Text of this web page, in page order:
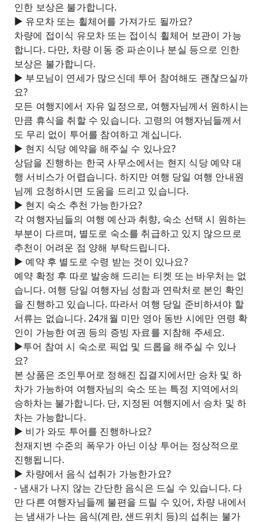
인한 보상은 불가합니다.
► 유모차 또는 휠체어를 가져가도 될까요?
차량에 접이식 유모차 또는 접이식 휠체어 보관이 가능
합니다. 다만, 차량 이동 중 파손이나 분실 등으로 인한
보상은 불가합니다.
► 부모님이 연세가 많으신데 투어 참여해도 괜찮으실까
요?
모든 여행지에서 자유 일정으로, 여행자님께서 원하시는
만큼 휴식을 취할 수 있습니다. 고령의 여행자님들께서
도 무리 없이 투어를 참여하고 계십니다.
► 현지 식당 예약을 해주실 수 있나요?
상담을 진행하는 한국 사무소에서는 현지 식당 예약 대
행 서비스가 어렵습니다. 하지만 여행 당일 여행 안내원
님께 요청하시면 도움을 드리고 있습니다.
► 현지 숙소 추천 가능한가요?
각 여행자님들의 여행 예산과 취향, 숙소 선택 시 원하는
부분이 다르며, 별도로 숙소를 취급하고 있지 않으므로
추천이 어려운 점 양해 부탁드립니다.
► 예약 후 별도로 수령 받는 것이 있나요?
예약 확정 후 따로 발송해 드리는 티켓 또는 바우처는 없
습니다. 여행 당일 여행자님 성함과 연락처로 본인 확인
을 진행하고 있습니다. 따라서 여행 당일 준비하셔야 할
서류는 없습니다. 24개월 미만 영아 동반 시에만 연령 확
인이 가능한 여권 등의 증빙 자료를 지참해 주세요.
►투어 참여 시 숙소로 픽업 및 드롭을 해주실 수 있나
요?
본 상품은 조인투어로 정해진 집결지에서만 승차 및 하
차가 가능하여 여행자님의 숙소 또는 특정 지역에서의
승하차는 불가합니다. 단, 지정된 여행지에서 승차 및 하
차는 가능합니다.
► 비가 와도 투어를 진행하나요?
천재지변 수준의 폭우가 아닌 이상 투어는 정상적으로
진행됩니다.
► 차량에서 음식 섭취가 가능한가요?
- 냄새가 나지 않는 간단한 음식은 드실 수 있습니다. 다
만 다른 여행자님들께 불편을 드릴 수 있어, 차량 내에서
는 냄새가 나는 음식(계란, 샌드위치 등)의 섭취는 불가